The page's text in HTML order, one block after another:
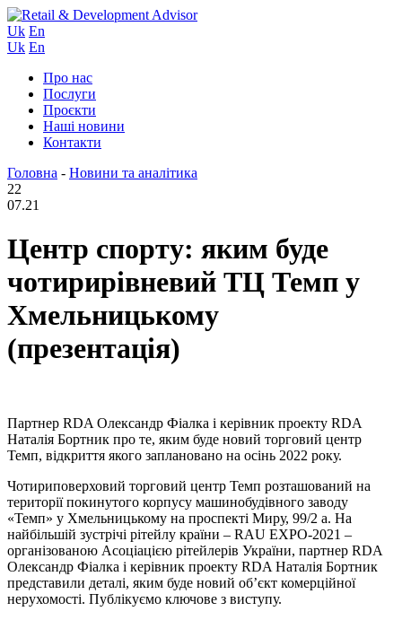
Uk En
Uk En
Про нас
Послуги
Проєкти
Наші новини
Контакти
Головна - Новини та аналітика
22
07.21
Центр спорту: яким буде
чотирирівневий ТЦ Темп у
Хмельницькому
(презентація)
Партнер RDA Олександр Фіалка і керівник проекту RDA
Наталія Бортник про те, яким буде новий торговий центр
Темп, відкриття якого заплановано на осінь 2022 року.
Чотириповерховий торговий центр Темп розташований на
території покинутого корпусу машинобудівного заводу
«Темп» у Хмельницькому на проспекті Миру, 99/2 а. На
найбільшій зустрічі рітейлу країни – RAU EXPO-2021 –
організованою Асоціацією рітейлерів України, партнер RDA
Олександр Фіалка і керівник проекту RDA Наталія Бортник
представили деталі, яким буде новий об’єкт комерційної
нерухомості. Публікуємо ключове з виступу.